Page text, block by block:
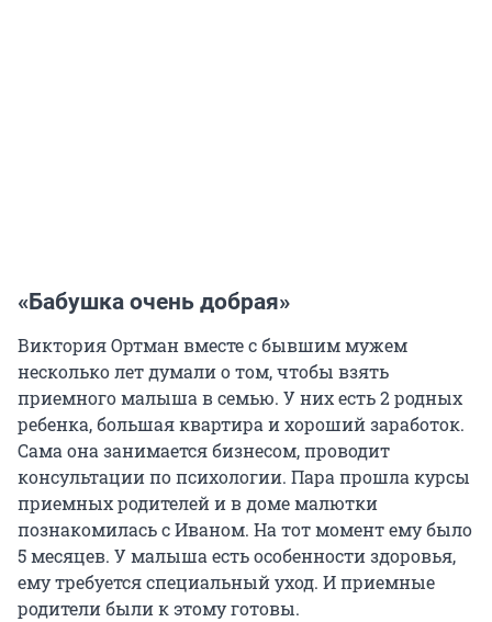
«Бабушка очень добрая»
Виктория Ортман вместе с бывшим мужем
несколько лет думали о том, чтобы взять
приемного малыша в семью. У них есть 2 родных
ребенка, большая квартира и хороший заработок.
Сама она занимается бизнесом, проводит
консультации по психологии. Пара прошла курсы
приемных родителей и в доме малютки
познакомилась с Иваном. На тот момент ему было
5 месяцев. У малыша есть особенности здоровья,
ему требуется специальный уход. И приемные
родители были к этому готовы.